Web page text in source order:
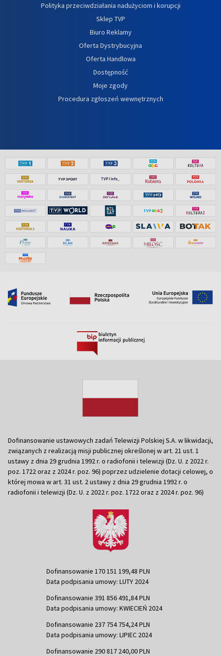
Polityka przeciwdziałania nadużyciom i korupcji
Sklep TVP
Biuro Reklamy
Oferta Dystrybucyjna
Oferta Handlowa
Dostępność
Moje zgody
Procedura zgłoszeń wewnętrznych
Dofinansowanie ustawowych zadań Telewizji Polskiej S.A. w likwidacji,
związanych z realizacją misji publicznej określonej w art. 21 ust. 1
ustawy z dnia 29 grudnia 1992 r. o radiofonii i telewizji (Dz. U. z 2022 r.
poz. 1722 oraz z 2024 r. poz. 96) poprzez udzielenie dotacji celowej, o
której mowa w art. 31 ust. 2 ustawy z dnia 29 grudnia 1992 r. o
radiofonii i telewizji (Dz. U. z 2022 r. poz. 1722 oraz z 2024 r. poz. 96)
Dofinansowanie 170 151 199,48 PLN
Data podpisania umowy: LUTY 2024
Dofinansowanie 391 856 491,84 PLN
Data podpisania umowy: KWIECIEŃ 2024
Dofinansowanie 237 754 754,24 PLN
Data podpisania umowy: LIPIEC 2024
Dofinansowanie 290 817 240,00 PLN